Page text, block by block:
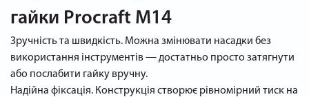
гайки Procraft M14
Зручність та швидкість. Можна змінювати насадки без
використання інструментів — достатньо просто затягнути
або послабити гайку вручну.
Надійна фіксація. Конструкція створює рівномірний тиск на